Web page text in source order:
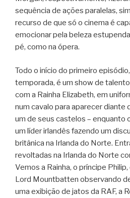
sequência de ações paralelas,
recurso de que só o cinema é
emocionar pela beleza
pé, como na ópera.
Todo o início do primeiro
temporada, é um show de
com a Rainha Elizabeth, em
num cavalo para aparecer diante
um de seus castelos – enquanto
um líder irlandês fazendo um
britânica na Irlanda do Norte.
revoltadas na Irlanda do Norte
Vemos a Rainha, o príncipe
Lord Mountbatten observando
uma exibição de jatos da RAF, a